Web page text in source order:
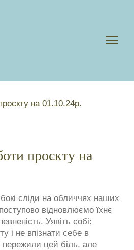
проєкту на
сліди на обличчях наших
відновлюємо їхнє
Уявіть собі:
і не впізнати себе в
пережили цей біль, але